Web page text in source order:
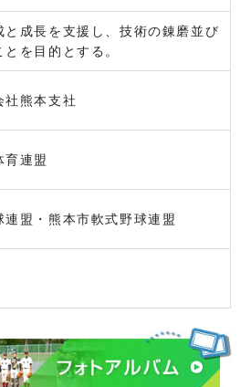
と成長を支援し、技術の錬磨並び
を目的とする。
社熊本支社
育連盟
連盟・熊本市軟式野球連盟